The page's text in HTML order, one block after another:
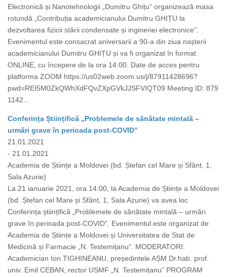
Electronică și Nanotehnologii „Dumitru Ghițu” organizează masa
rotundă „Contribuția academicianului Dumitru GHIȚU la
dezvoltarea fizicii stării condensate și ingineriei electronice”.
Evenimentul este consacrat aniversarii a 90-a din ziua nașterii
academicianului Dumitru GHIȚU și va fi organizat în format
ONLINE, cu începere de la ora 14.00. Date de acces pentru
platforma ZOOM https://us02web.zoom.us/j/87911428696?
pwd=REI5M0ZkQWhXdFQvZXpGVkJJSFVIQT09 Meeting ID: 879
1142...
Conferința Științifică „Problemele de sănătate mintală –
urmări grave în perioada post-COVID”
21.01.2021
- 21.01.2021
Academia de Științe a Moldovei (bd. Ștefan cel Mare și Sfânt, 1,
Sala Azurie)
La 21 ianuarie 2021, ora 14:00, la Academia de Științe a Moldovei
(bd. Ștefan cel Mare și Sfânt, 1, Sala Azurie) va avea loc
Conferința științifică „Problemele de sănătate mintală – urmări
grave în perioada post-COVID”. Evenimentul este organizat de
Academia de Științe a Moldovei și Universitatea de Stat de
Medicină și Farmacie „N. Testemițanu”. MODERATORI:
Academician Ion TIGHINEANU, președintele AȘM Dr.hab. prof.
univ. Emil CEBAN, rector USMF „N. Testemițanu” PROGRAM